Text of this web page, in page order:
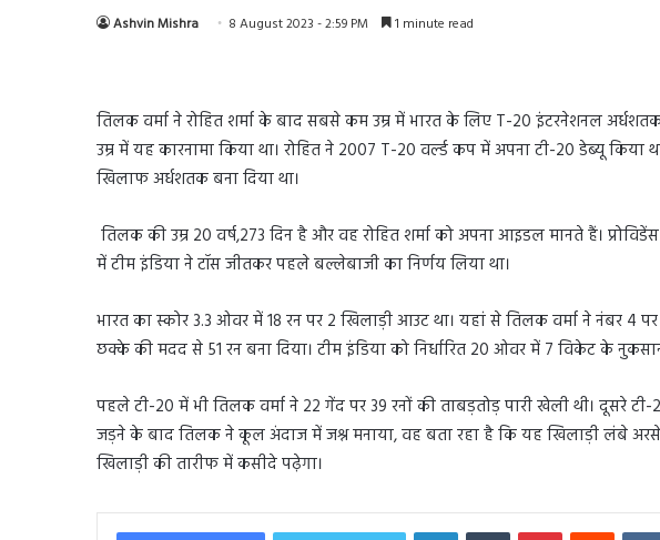
Ashvin Mishra 8 August 2023 - 2:59 PM 1 minute read
तिलक वर्मा ने रोहित शर्मा के बाद सबसे कम उम्र में भारत के लिए T-20 इंटरनेशनल अर्धशतक
उम्र में यह कारनामा किया था। रोहित ने 2007 T-20 वर्ल्ड कप में अपना टी-20 डेब्यू किया
खिलाफ अर्धशतक बना दिया था।
तिलक की उम्र 20 वर्ष,273 दिन है और वह रोहित शर्मा को अपना आइडल मानते हैं।
में टीम इंडिया ने टॉस जीतकर पहले बल्लेबाजी का निर्णय लिया था।
भारत का स्कोर 3.3 ओवर में 18 रन पर 2 खिलाड़ी आउट था। यहां से तिलक वर्मा ने नंबर 4
छक्के की मदद से 51 रन बना दिया। टीम इंडिया को निर्धारित 20 ओवर में 7 विकेट के
पहले टी-20 में भी तिलक वर्मा ने 22 गेंद पर 39 रनों की ताबड़तोड़ पारी खेली थी। दूसरे
जड़ने के बाद तिलक ने कूल अंदाज में जश्न मनाया, वह बता रहा है कि यह खिलाड़ी लंबे अरसे
खिलाड़ी की तारीफ में कसीदे पढ़ेगा।
LinkedInTumblr PinterestReddit